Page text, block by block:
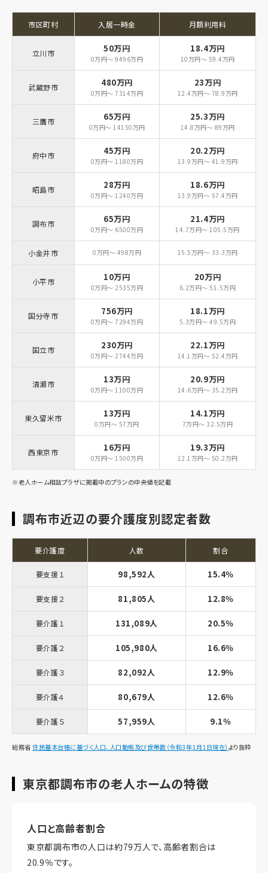
市区町村 入居一時金 月額利用料
立川市 50万円
0万円～ 9496万円
18.4万円
10万円～ 59.4万円
武蔵野市 480万円
0万円～ 7314万円
23万円
12.4万円～ 78.9万円
三鷹市 65万円
0万円～ 14150万円
25.3万円
14.8万円～ 89万円
府中市 45万円
0万円～ 1180万円
20.2万円
13.9万円～ 41.9万円
昭島市 28万円
0万円～ 1240万円
18.6万円
13.9万円～ 57.4万円
調布市 65万円
0万円～ 6500万円
21.4万円
14.7万円～ 105.5万円
小金井市 0万円～ 498万円 15.5万円～ 33.3万円
小平市 10万円
0万円～ 2535万円
20万円
6.2万円～ 51.5万円
国分寺市 756万円
0万円～ 7294万円
18.1万円
5.3万円～ 49.5万円
国立市 230万円
0万円～ 2744万円
22.1万円
14.1万円～ 52.4万円
清瀬市 13万円
0万円～ 1100万円
20.9万円
14.6万円～ 35.2万円
東久留米市 13万円
0万円～ 57万円
14.1万円
7万円～ 32.5万円
西東京市 16万円
0万円～ 1500万円
19.3万円
12.1万円～ 50.2万円
※老人ホーム相談プラザに掲載中のプランの中央値を記載
調布市近辺の要介護度別認定者数
要介護度 人数 割合
要支援１ 98,592人 15.4％
要支援２ 81,805人 12.8％
要介護１ 131,089人 20.5％
要介護２ 105,980人 16.6％
要介護３ 82,092人 12.9％
要介護４ 80,679人 12.6％
要介護５ 57,959人 9.1％
総務省住民基本台帳に基づく人口、人口動態及び世帯数（令和3年1月1日現在） より抜粋
東京都調布市の老人ホームの特徴
人口と高齢者割合
東京都調布市の人口は約79万人で、高齢者割合は
20.9％です。